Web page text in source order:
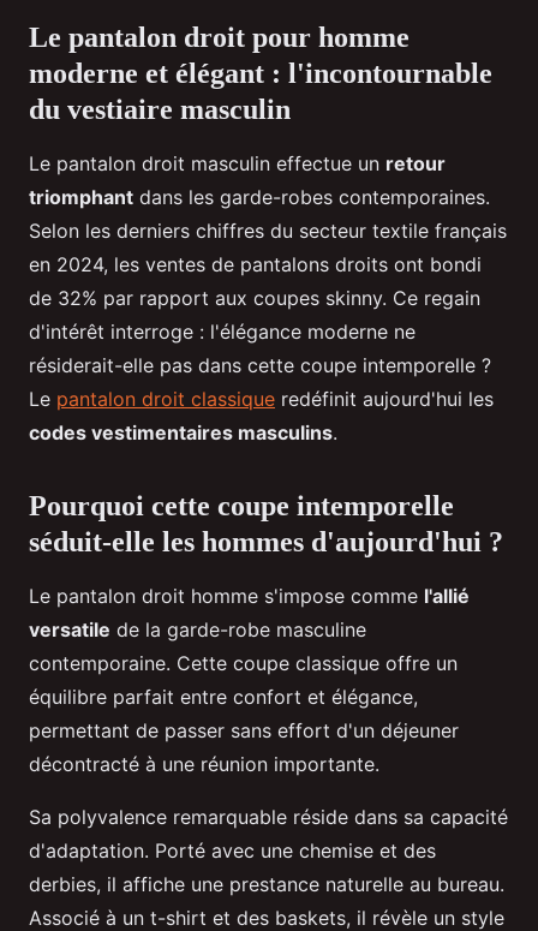
Le pantalon droit pour homme
moderne et élégant : l'incontournable
du vestiaire masculin
Le pantalon droit masculin effectue un retour
triomphant dans les garde-robes contemporaines.
Selon les derniers chiffres du secteur textile français
en 2024, les ventes de pantalons droits ont bondi
de 32% par rapport aux coupes skinny. Ce regain
d'intérêt interroge : l'élégance moderne ne
résiderait-elle pas dans cette coupe intemporelle ?
Le pantalon droit classique redéfinit aujourd'hui les
codes vestimentaires masculins.
Pourquoi cette coupe intemporelle
séduit-elle les hommes d'aujourd'hui ?
Le pantalon droit homme s'impose comme l'allié
versatile de la garde-robe masculine
contemporaine. Cette coupe classique offre un
équilibre parfait entre confort et élégance,
permettant de passer sans effort d'un déjeuner
décontracté à une réunion importante.
Sa polyvalence remarquable réside dans sa capacité
d'adaptation. Porté avec une chemise et des
derbies, il affiche une prestance naturelle au bureau.
Associé à un t-shirt et des baskets, il révèle un style